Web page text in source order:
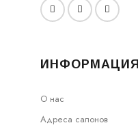
ИНФОРМАЦИЯ
О нас
Адреса салонов